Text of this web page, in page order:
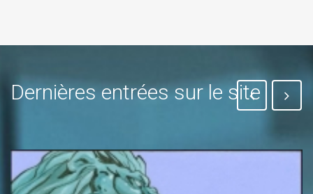
Dernières entrées sur le site